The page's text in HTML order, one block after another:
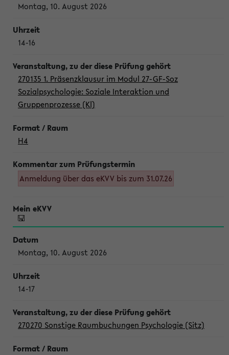
Montag, 10. August 2026
14-16
270135 1. Präsenzklausur im Modul 27-GF-Soz
Sozialpsychologie: Soziale Interaktion und
Gruppenprozesse (Kl)
H4
Anmeldung über das eKVV bis zum 31.07.26
Montag, 10. August 2026
14-17
270270 Sonstige Raumbuchungen Psychologie (Sitz)